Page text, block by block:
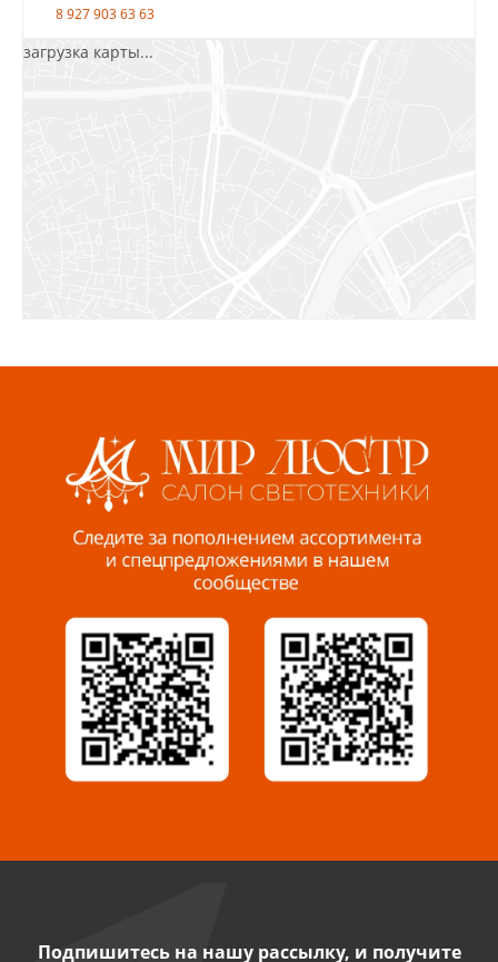
8 927 903 63 63
Пенза, ул. Пролетарская, 61 ТЦ "Стройбери"
Миасс, ул. Романенко, 95
8 922 500 30 39
Сызрань, ул. Декабристов, 1А
8 927 009 54 63
Саратов, ул. Танкистов, 37 (БЦ «Дикомп»)
загрузка карты...
Подпишитесь на нашу рассылку, и получите